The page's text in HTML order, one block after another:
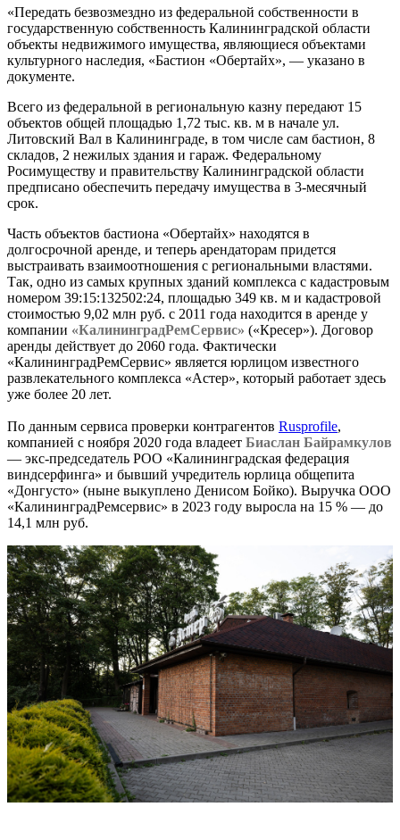
«Передать безвозмездно из федеральной собственности в
государственную собственность Калининградской области
объекты недвижимого имущества, являющиеся объектами
культурного наследия, «Бастион «Обертайх», — указано в
документе.
Всего из федеральной в региональную казну передают 15
объектов общей площадью 1,72 тыс. кв. м в начале ул.
Литовский Вал в Калининграде, в том числе сам бастион, 8
складов, 2 нежилых здания и гараж. Федеральному
Росимуществу и правительству Калининградской области
предписано обеспечить передачу имущества в 3-месячный
срок.
Часть объектов бастиона «Обертайх» находятся в
долгосрочной аренде, и теперь арендаторам придется
выстраивать взаимоотношения с региональными властями.
Так, одно из самых крупных зданий комплекса с кадастровым
номером 39:15:132502:24, площадью 349 кв. м и кадастровой
стоимостью 9,02 млн руб. с 2011 года находится в аренде у
компании «КалининградРемСервис» («Кресер»). Договор
аренды действует до 2060 года. Фактически
«КалининградРемСервис» является юрлицом известного
развлекательного комплекса «Астер», который работает здесь
уже более 20 лет.
По данным сервиса проверки контрагентов Rusprofile,
компанией с ноября 2020 года владеет Биаслан Байрамкулов
— экс-председатель РОО «Калининградская федерация
виндсерфинга» и бывший учредитель юрлица общепита
«Донгусто» (ныне выкуплено Денисом Бойко). Выручка ООО
«КалининградРемсервис» в 2023 году выросла на 15 % — до
14,1 млн руб.